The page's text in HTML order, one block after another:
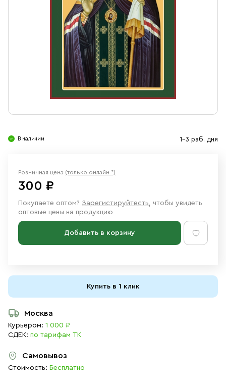
Ювелирные изделия
В наличии 1-3 раб. дня
Розничная цена (только онлайн *)
300 ₽
Покупаете оптом? Зарегистируйтесть, чтобы увидеть
оптовые цены на продукцию
Добавить в корзину
Купить в 1 клик
Москва
Курьером: 1 000 ₽
СДЕК: по тарифам ТК
Самовывоз
Стоимость: Бесплатно